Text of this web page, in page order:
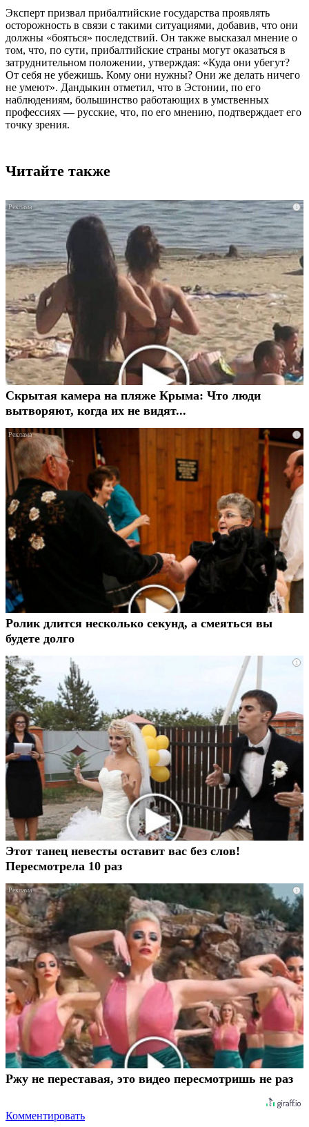
Эксперт призвал прибалтийские государства проявлять
осторожность в связи с такими ситуациями, добавив, что они
должны «бояться» последствий. Он также высказал мнение о
том, что, по сути, прибалтийские страны могут оказаться в
затруднительном положении, утверждая: «Куда они убегут?
От себя не убежишь. Кому они нужны? Они же делать ничего
не умеют». Дандыкин отметил, что в Эстонии, по его
наблюдениям, большинство работающих в умственных
профессиях — русские, что, по его мнению, подтверждает его
точку зрения.
Читайте также
i
Скрытая камера на пляже Крыма: Что люди
вытворяют, когда их не видят...
i
Ролик длится несколько секунд, а смеяться вы
будете долго
i
Этот танец невесты оставит вас без слов!
Пересмотрела 10 раз
i
Ржу не переставая, это видео пересмотришь не раз
Комментировать